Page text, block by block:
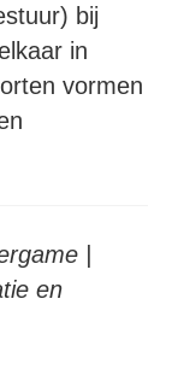
bij
in
vormen
|
en